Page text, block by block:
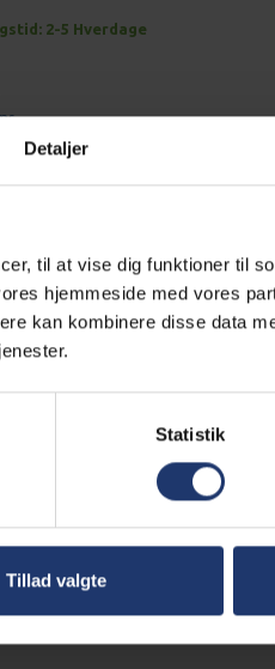
Detaljer
til at vise dig funktioner til
hjemmeside med vores
kan kombinere disse data
Statistik
Tillad valgte
2-5 Hverdage
7.200 Watt
leveres gratis
klargjort